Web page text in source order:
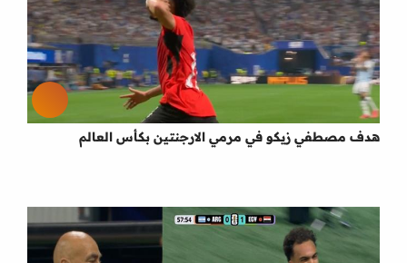
هدف مصطفي زيكو في مرمي الارجنتين بكأس العالم